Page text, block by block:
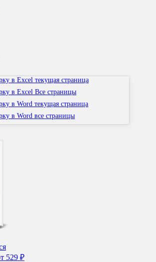
в Excel текущая страница
в Excel Все страницы
в Word текущая страница
в Word все страницы
529 ₽